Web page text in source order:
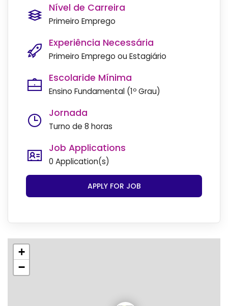
Nível de Carreira
Primeiro Emprego
Experiência Necessária
Primeiro Emprego ou Estagiário
Escolaride Mínima
Ensino Fundamental (1º Grau)
Jornada
Turno de 8 horas
Job Applications
0 Application(s)
APPLY FOR JOB
+
−